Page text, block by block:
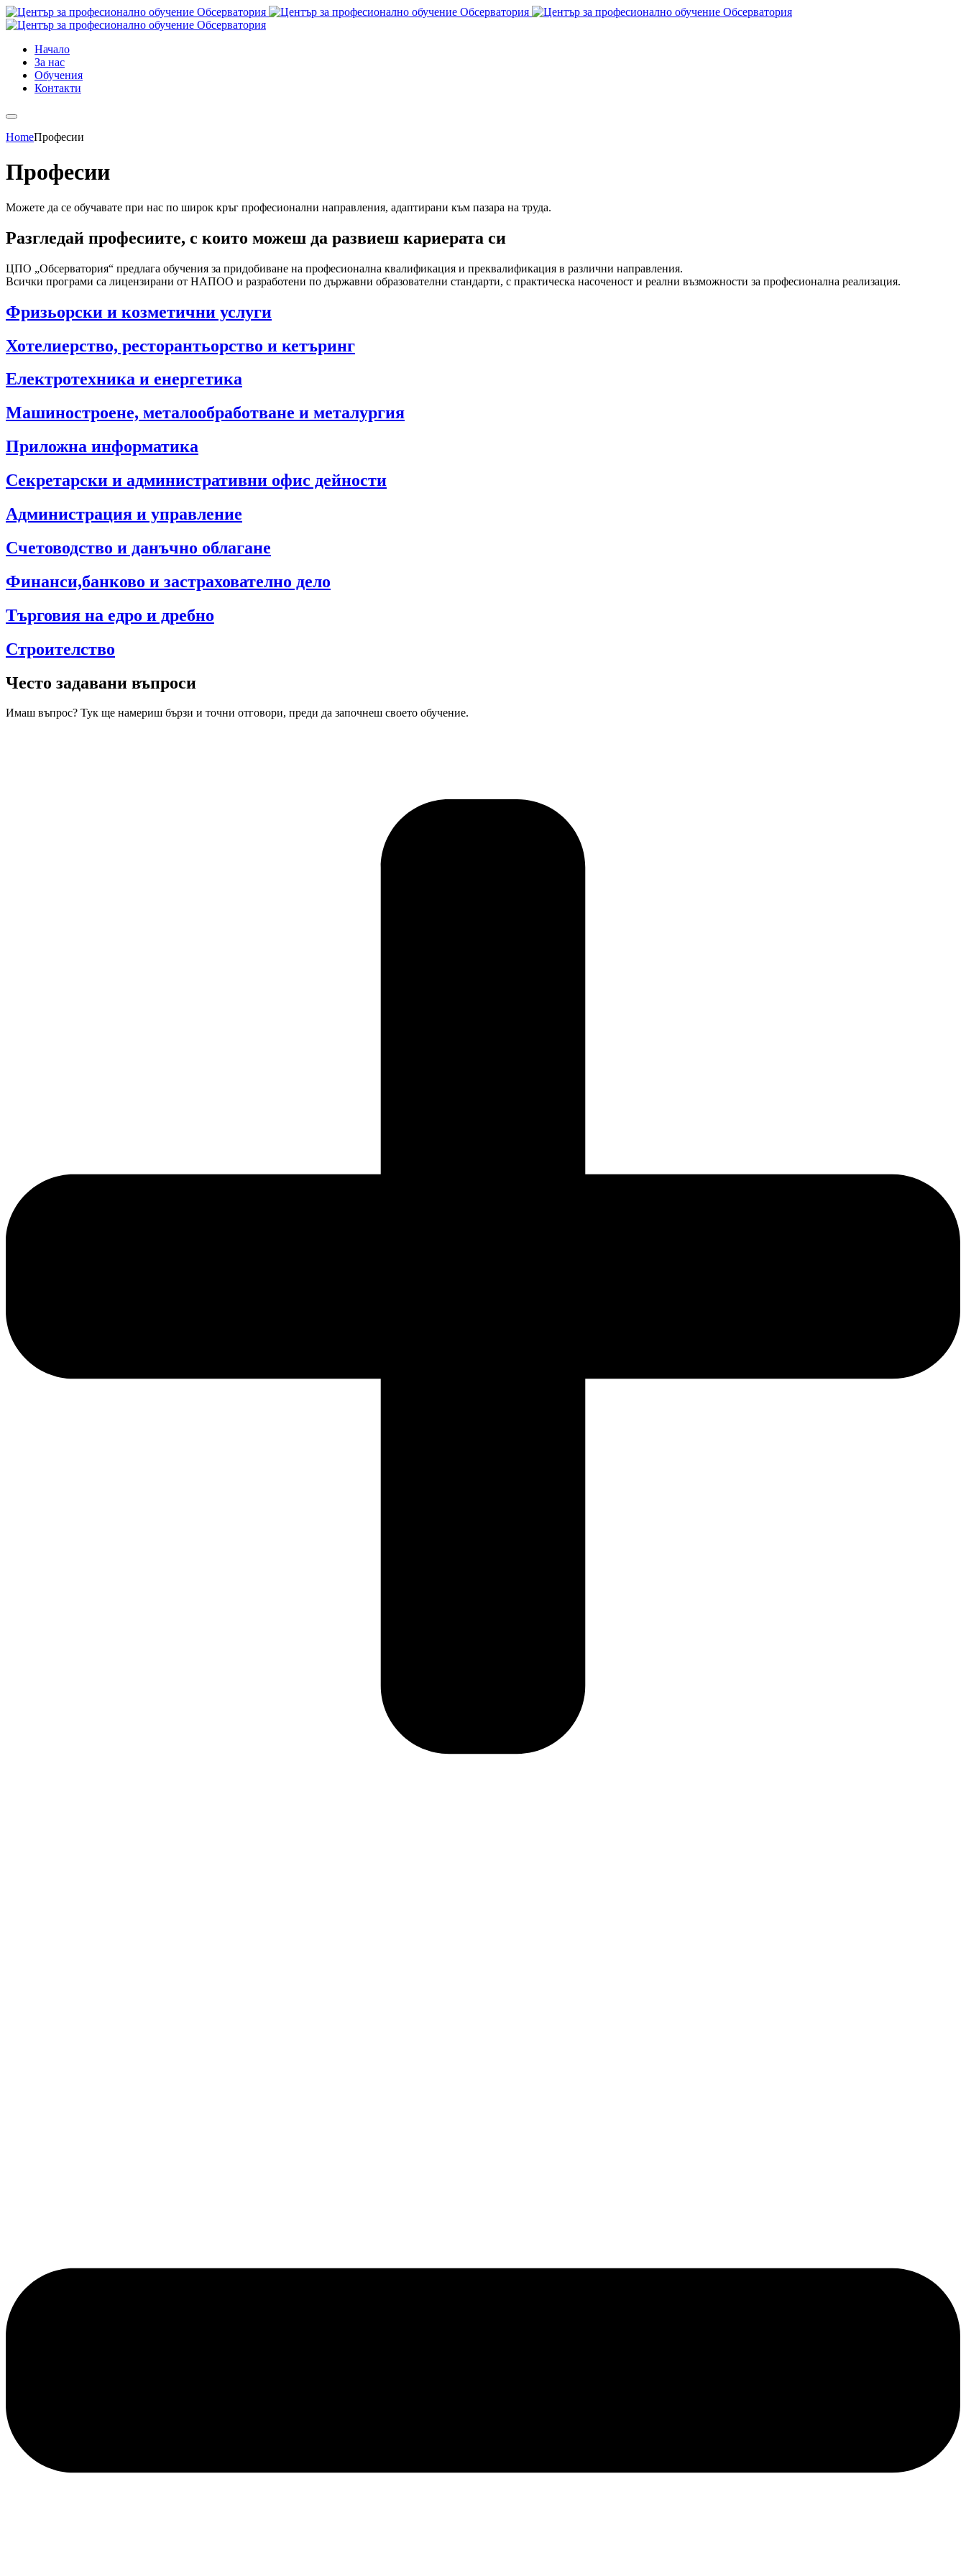
Начало
За нас
Обучения
Контакти
HomeПрофесии
Професии
Можете да се обучавате при нас по широк кръг професионални направления, адаптирани към пазара на труда.
Разгледай професиите, с които можеш да развиеш кариерата си
ЦПО „Обсерватория“ предлага обучения за придобиване на професионална квалификация и преквалификация в различни направления.
Всички програми са лицензирани от НАПОО и разработени по държавни образователни стандарти, с практическа насоченост и реални възможности за професионална реализация.
Фризьорски и козметични услуги
Хотелиерство, ресторантьорство и кетъринг
Електротехника и енергетика
Машиностроене, металообработване и металургия
Приложна информатика
Секретарски и административни офис дейности
Администрация и управление
Счетоводство и данъчно облагане
Финанси,банково и застрахователно дело
Търговия на едро и дребно
Строителство
Често задавани въпроси
Имаш въпрос? Тук ще намериш бързи и точни отговори, преди да започнеш своето обучение.